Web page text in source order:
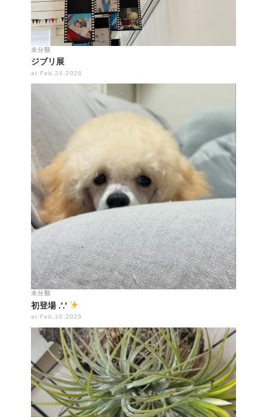
未分類
ジブリ展
at Feb.24.2026
未分類
初登場 .′.′
at Feb.10.2026